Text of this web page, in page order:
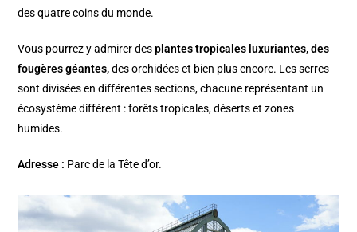
des quatre coins du monde.
Vous pourrez y admirer desplantes tropicales luxuriantes, des
fougères géantes,des orchidées et bien plus encore. Les serres
sont divisées en différentes sections, chacune représentant un
écosystème différent : forêts tropicales, déserts et zones
humides.
Adresse : Parc de la Tête d’or.